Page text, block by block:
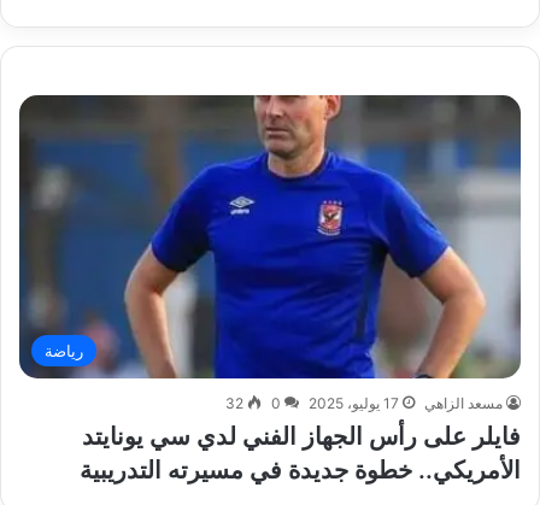
رياضة
مسعد الزاهي 17 يوليو، 2025 0
32
فايلر على رأس الجهاز الفني لدي سي يونايتد
الأمريكي.. خطوة جديدة في مسيرته التدريبية